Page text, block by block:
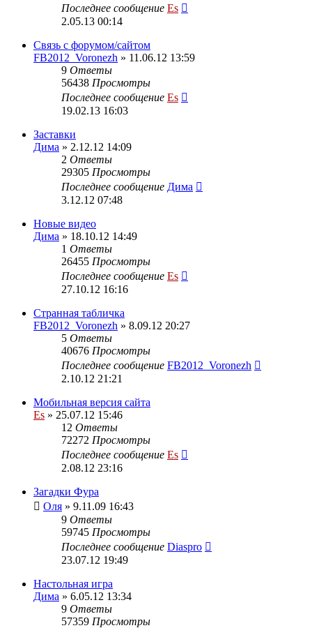
Последнее сообщение Es
2.05.13 00:14
Cвязь с форумом/сайтом
FB2012_Voronezh » 11.06.12 13:59
9 Ответы
56438 Просмотры
Последнее сообщение Es
19.02.13 16:03
Заставки
Дима » 2.12.12 14:09
2 Ответы
29305 Просмотры
Последнее сообщение Дима
3.12.12 07:48
Новые видео
Дима » 18.10.12 14:49
1 Ответы
26455 Просмотры
Последнее сообщение Es
27.10.12 16:16
Странная табличка
FB2012_Voronezh » 8.09.12 20:27
5 Ответы
40676 Просмотры
Последнее сообщение FB2012_Voronezh
2.10.12 21:21
Мобильная версия сайта
Es » 25.07.12 15:46
12 Ответы
72272 Просмотры
Последнее сообщение Es
2.08.12 23:16
Загадки Фура
Оля » 9.11.09 16:43
9 Ответы
59745 Просмотры
Последнее сообщение Diaspro
23.07.12 19:49
Настольная игра
Дима » 6.05.12 13:34
9 Ответы
57359 Просмотры